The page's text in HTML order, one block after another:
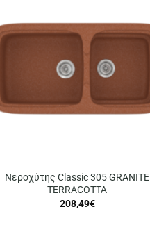
Νεροχύτης Classic 305 GRANITE
TERRACOTTA
208,49€